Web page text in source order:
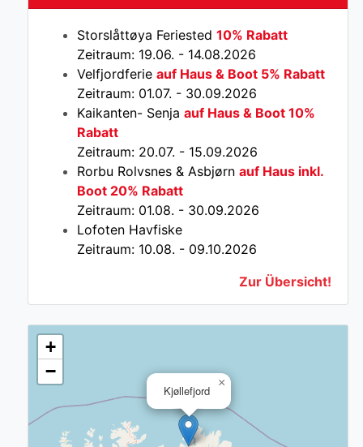
Storslåttøya Feriested 10% Rabatt
Zeitraum: 19.06. - 14.08.2026
Velfjordferie auf Haus & Boot 5% Rabatt
Zeitraum: 01.07. - 30.09.2026
Kaikanten- Senja auf Haus & Boot 10%
Rabatt
Zeitraum: 20.07. - 15.09.2026
Rorbu Rolvsnes & Asbjørn auf Haus inkl.
Boot 20% Rabatt
Zeitraum: 01.08. - 30.09.2026
Lofoten Havfiske
Zeitraum: 10.08. - 09.10.2026
Zur Übersicht!
Kjøllefjord
×
+
−